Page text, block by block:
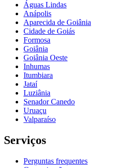
Águas Lindas
Anápolis
Aparecida de Goiânia
Cidade de Goiás
Formosa
Goiânia
Goiânia Oeste
Inhumas
Itumbiara
Jataí
Luziânia
Senador Canedo
Uruaçu
Valparaíso
Serviços
Perguntas frequentes